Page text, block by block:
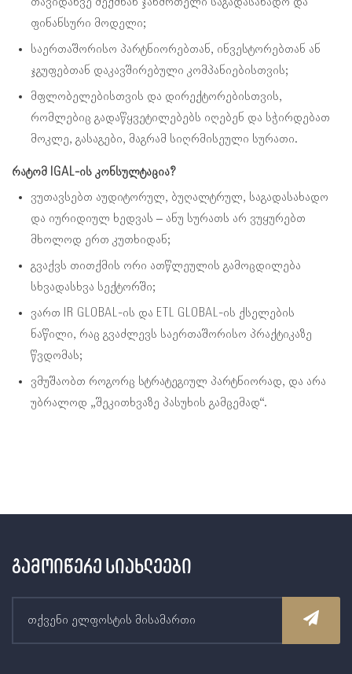
ფინანსური მოდელი;
საერთაშორისო პარტნიორებთან, ინვესტორებთან ან
ჯგუფებთან დაკავშირებული კომპანიებისთვის;
მფლობელებისთვის და დირექტორებისთვის,
რომლებიც გადაწყვეტილებებს იღებენ და სჭირდებათ
მოკლე, გასაგები, მაგრამ სიღრმისეული სურათი.
რატომ IGAL-ის კონსულტაცია?
ვუთავსებთ აუდიტორულ, ბუღალტრულ, საგადასახადო
და იურიდიულ ხედვას – ანუ სურათს არ ვუყურებთ
მხოლოდ ერთ კუთხიდან;
გვაქვს თითქმის ორი ათწლეულის გამოცდილება
სხვადასხვა სექტორში;
ვართ IR GLOBAL-ის და ETL GLOBAL-ის ქსელების
ნაწილი, რაც გვაძლევს საერთაშორისო პრაქტიკაზე
წვდომას;
ვმუშაობთ როგორც სტრატეგიულ პარტნიორად, და არა
უბრალოდ „შეკითხვაზე პასუხის გამცემად“.
გამოიწერე სიახლეები